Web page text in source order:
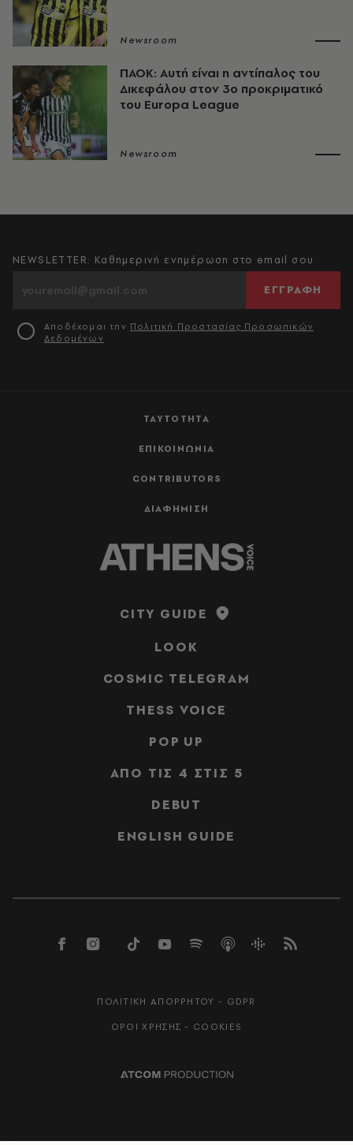
Newsroom
ΠΑΟΚ: Αυτή είναι η αντίπαλος του
Δικεφάλου στον 3ο προκριματικό
του Europa League
Newsroom
ΤΑΥΤΟΤΗΤΑ
ΕΠΙΚΟΙΝΩΝΙΑ
CONTRIBUTORS
ΔΙΑΦΗΜΙΣΗ
NEWSLETTER: Καθημερινή ενημέρωση στο email σου
ΕΓΓΡΑΦΗ
Αποδέχομαι την Πολιτική Προστασίας Προσωπικών
Δεδομένων
CITY GUIDE
LOOK
COSMIC TELEGRAM
THESS VOICE
POP UP
ΑΠΟ ΤΙΣ 4 ΣΤΙΣ 5
DEBUT
ENGLISH GUIDE
ΠΟΛΙΤΙΚΗ ΑΠΟΡΡΗΤΟΥ - GDPR
ΟΡΟΙ ΧΡΗΣΗΣ - COOKIES